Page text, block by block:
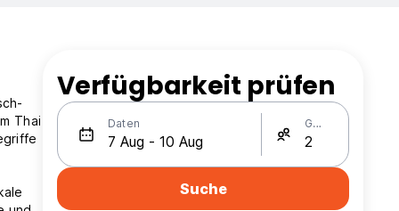
Thai
Verfügbarkeit prüfen
Daten Gäste
Suche